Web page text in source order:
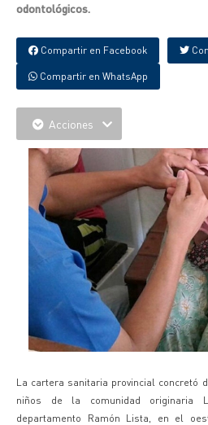
odontológicos.
Compartir en Facebook
Compartir en WhatsApp
Acciones
La cartera sanitaria provincial concretó
niños de la comunidad originaria
departamento Ramón Lista, en el